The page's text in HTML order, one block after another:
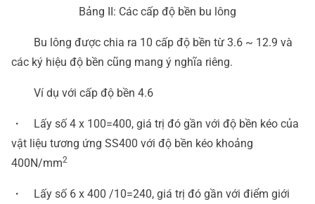
Bảng II: Các cấp độ bền bu lông
Bu lông được chia ra 10 cấp độ bền từ 3.6 ~ 12.9 và
các ký hiệu độ bền cũng mang ý nghĩa riêng.
Ví dụ với cấp độ bền 4.6
・ Lấy số 4 x 100=400, giá trị đó gần với độ bền kéo của
vật liệu tương ứng SS400 với độ bền kéo khoảng
400N/mm2
・ Lấy số 6 x 400 /10=240, giá trị đó gần với điểm giới